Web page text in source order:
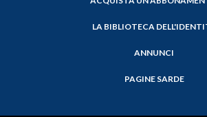
LA BIBLIOTECA
ANNUNCI
PAGINE SARDE